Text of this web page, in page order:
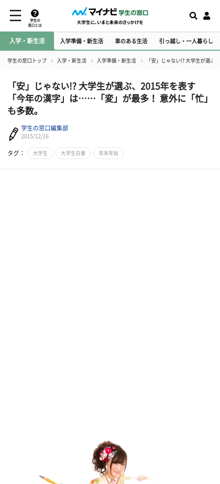
学生の
窓口とは
入学・新生活 入学準備・新生活 車のある生活 引っ越し・一人暮らし
学生の窓口トップ 入学・新生活 入学準備・新生活 「安」じゃない!? 大学生が選
「安」じゃない!? 大学生が選ぶ、2015年を表す
「今年の漢字」は……「変」が最多！ 意外に「忙」
も多数。
学生の窓口編集部
2015/12/16
タグ： 大学生 大学生白書 年末年始